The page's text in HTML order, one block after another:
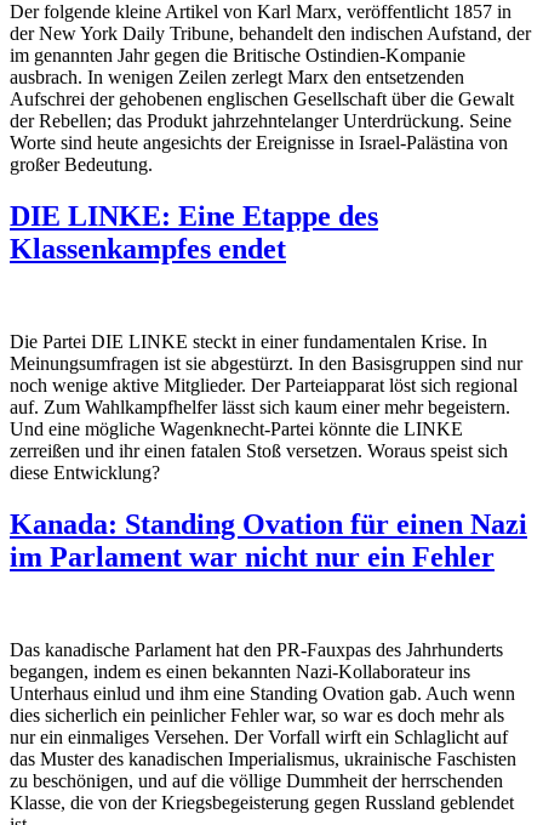
Der folgende kleine Artikel von Karl Marx, veröffentlicht 1857 in
derNew York Daily Tribune, behandelt den indischen Aufstand, der
im genannten Jahr gegen die Britische Ostindien-Kompanie
ausbrach. In wenigen Zeilen zerlegt Marx den entsetzenden
Aufschrei der gehobenen englischen Gesellschaft über die Gewalt
der Rebellen; das Produkt jahrzehntelanger Unterdrückung. Seine
Worte sind heute angesichts der Ereignisse in Israel-Palästina von
großer Bedeutung.
DIE LINKE: Eine Etappe des
Klassenkampfes endet
Die Partei DIE LINKE steckt in einer fundamentalen Krise. In
Meinungsumfragen ist sie abgestürzt. In den Basisgruppen sind nur
noch wenige aktive Mitglieder. Der Parteiapparat löst sich regional
auf. Zum Wahlkampfhelfer lässt sich kaum einer mehr begeistern.
Und eine mögliche Wagenknecht-Partei könnte die LINKE
zerreißen und ihr einen fatalen Stoß versetzen. Woraus speist sich
diese Entwicklung?
Kanada: Standing Ovation für einen Nazi
im Parlament war nicht nur ein Fehler
Das kanadische Parlament hat den PR-Fauxpas des Jahrhunderts
begangen, indem es einen bekannten Nazi-Kollaborateur ins
Unterhaus einlud und ihm eine Standing Ovation gab. Auch wenn
dies sicherlich ein peinlicher Fehler war, so war es doch mehr als
nur ein einmaliges Versehen. Der Vorfall wirft ein Schlaglicht auf
das Muster des kanadischen Imperialismus, ukrainische Faschisten
zu beschönigen, und auf die völlige Dummheit der herrschenden
Klasse, die von der Kriegsbegeisterung gegen Russland geblendet